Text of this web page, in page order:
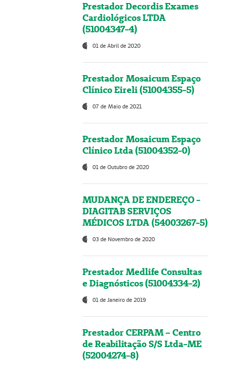
Prestador Decordis Exames
Cardiológicos LTDA
(51004347-4)
01 de Abril de 2020
Prestador Mosaicum Espaço
Clínico Eireli (51004355-5)
07 de Maio de 2021
Prestador Mosaicum Espaço
Clínico Ltda (51004352-0)
01 de Outubro de 2020
MUDANÇA DE ENDEREÇO -
DIAGITAB SERVIÇOS
MÉDICOS LTDA (54003267-5)
03 de Novembro de 2020
Prestador Medlife Consultas
e Diagnósticos (51004334-2)
01 de Janeiro de 2019
Prestador CERPAM – Centro
de Reabilitação S/S Ltda-ME
(52004274-8)